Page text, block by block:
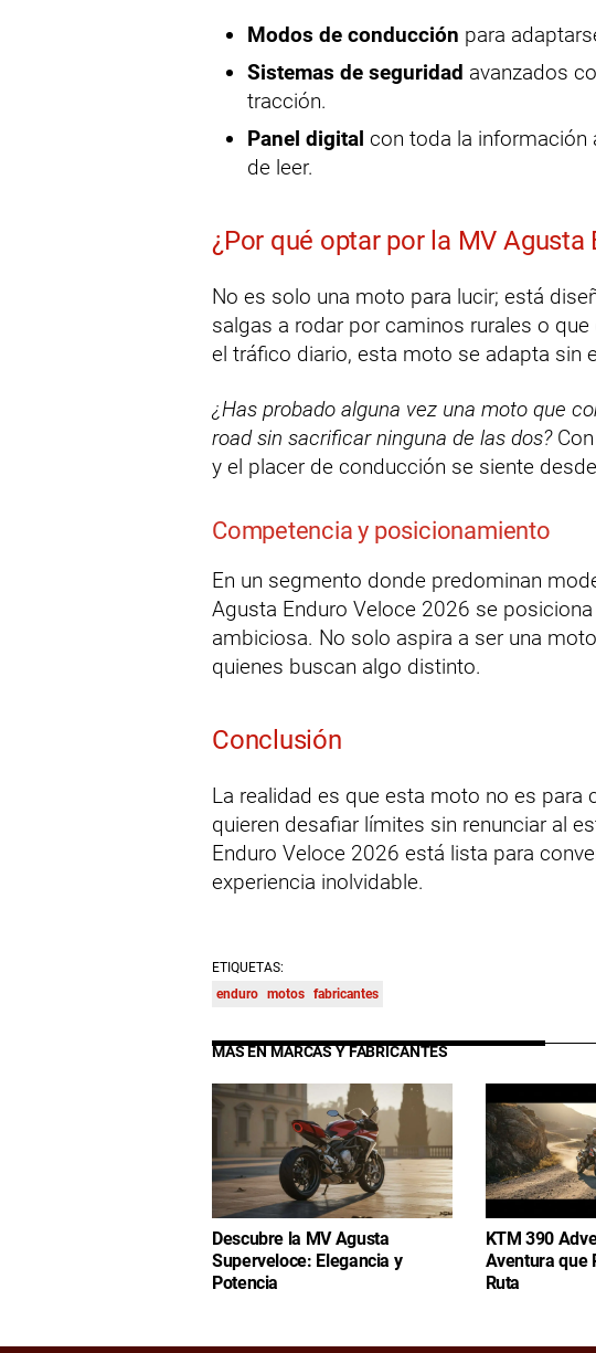
Modos de conducción para
Sistemas de seguridad avanzados
tracción.
Panel digital con toda la información
de leer.
¿Por qué optar por la MV Agusta
No es solo una moto para lucir; está
salgas a rodar por caminos rurales o
el tráfico diario, esta moto se adapta sin
¿Has probado alguna vez una moto que
road sin sacrificar ninguna de las dos?Con
y el placer de conducción se siente
Competencia y posicionamiento
En un segmento donde predominan
Agusta Enduro Veloce 2026 se
ambiciosa. No solo aspira a ser una
quienes buscan algo distinto.
Conclusión
La realidad es que esta moto no es para
quieren desafiar límites sin renunciar al
Enduro Veloce 2026 está lista para
experiencia inolvidable.
ETIQUETAS:
enduro motos fabricantes
MÁS EN MARCAS Y FABRICANTES
Descubre la MV Agusta
Superveloce: Elegancia y
Potencia
KTM 390
Aventura que
Ruta